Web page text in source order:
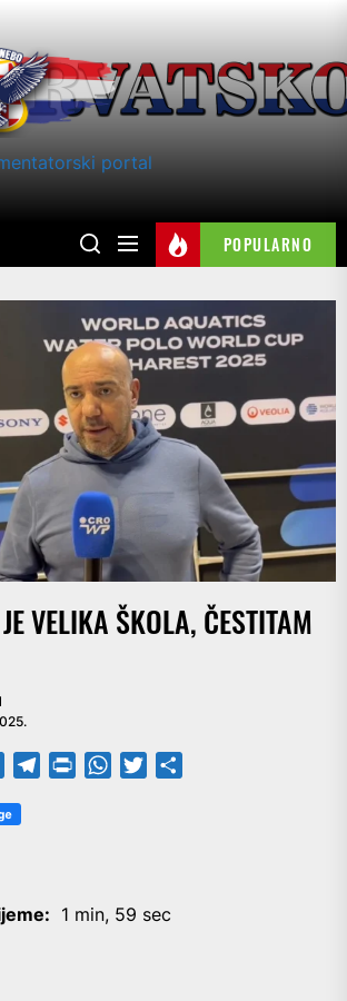
portal
POPULARNO
VELIKA ŠKOLA, ČESTITAM
TelegramPrintFriendly
WhatsApp
Twitter
1 min, 59 sec